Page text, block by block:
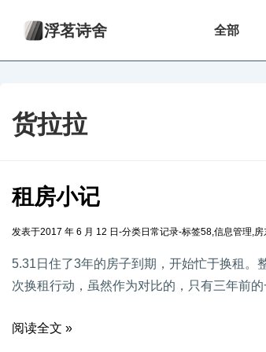
浮茗诗舍 全部
货拉拉
租房小记
发表于2017 年 6 月 12 日 -分类日常记录-标签58,信息管理,房
5.31日住了3年的房子到期，开始忙于换租。
次换租行动，虽然作为对比的，只有三年前
阅读全文 »